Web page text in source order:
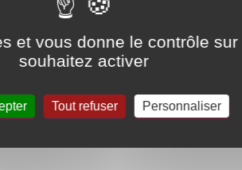
et vous donne le contrôle
souhaitez activer
Tout refuser Personnaliser